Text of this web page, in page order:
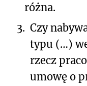
różna.
3. Czy
typu (…)
rzecz
umowę o